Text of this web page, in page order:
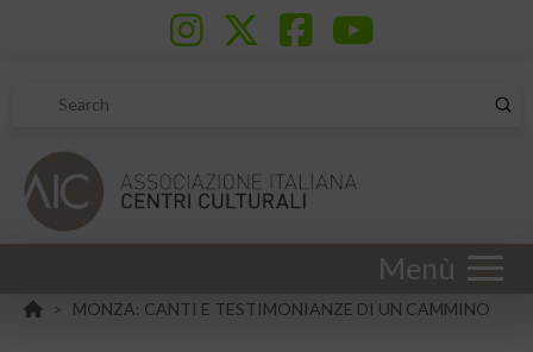
Search
Menù
HOME
> MONZA: CANTI E TESTIMONIANZE DI UN CAMMINO